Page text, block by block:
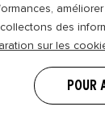
des
sur les
POUR
de